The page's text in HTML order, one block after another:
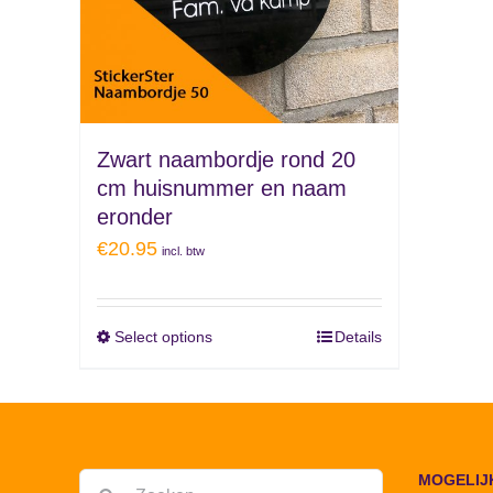
Zwart naambordje rond 20
cm huisnummer en naam
eronder
€20.95 incl. btw
Select options Details